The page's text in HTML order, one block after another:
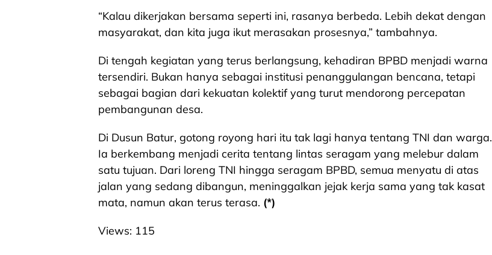
“Kalau dikerjakan bersama seperti ini, rasanya berbeda. Lebih dekat dengan
masyarakat, dan kita juga ikut merasakan prosesnya,” tambahnya.
Di tengah kegiatan yang terus berlangsung, kehadiran BPBD menjadi warna
tersendiri. Bukan hanya sebagai institusi penanggulangan bencana, tetapi
sebagai bagian dari kekuatan kolektif yang turut mendorong percepatan
pembangunan desa.
Di Dusun Batur, gotong royong hari itu tak lagi hanya tentang TNI dan warga.
Ia berkembang menjadi cerita tentang lintas seragam yang melebur dalam
satu tujuan. Dari loreng TNI hingga seragam BPBD, semua menyatu di atas
jalan yang sedang dibangun, meninggalkan jejak kerja sama yang tak kasat
mata, namun akan terus terasa. (*)
Views: 115